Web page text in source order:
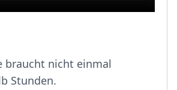
braucht nicht einmal
Stunden.